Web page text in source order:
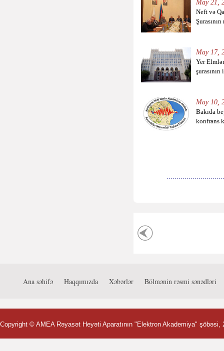
May 21,
Neft və
May 17,
Yer
şurasının
May 10,
Bakıda
konfrans
Ana səhifə Haqqımızda Xəbərlər Bölmənin rəsmi sənədləri
Copyright © AMEA Rəyasət Heyəti Aparatının "Elektron Akademiya" şöbəsi,